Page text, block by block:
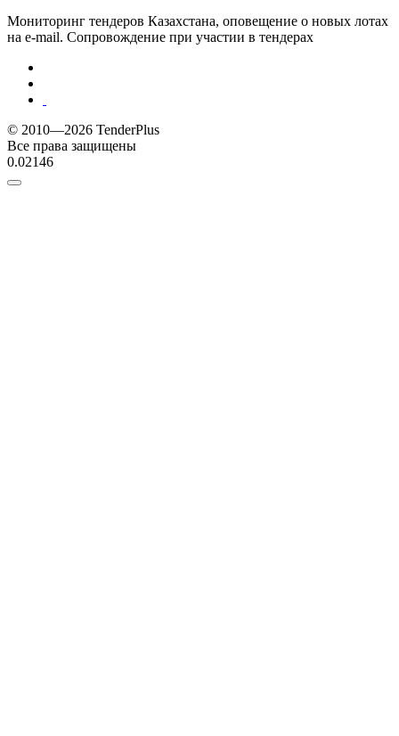
Мониторинг тендеров Казахстана, оповещение о новых лотах
на e-mail. Сопровождение при участии в тендерах
© 2010—2026 TenderPlus
Все права защищены
0.02146